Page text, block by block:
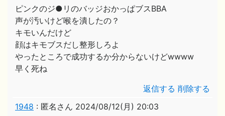
ピンクのジ●リのバッジおかっぱブスBBA
声が汚いけど喉を潰したの？
キモいんだけど
顔はキモブスだし整形しろよ
やったところで成功するか分からないけどwwww
早く死ね
返信する 削除する
1948 : 匿名さん 2024/08/12(月) 20:03